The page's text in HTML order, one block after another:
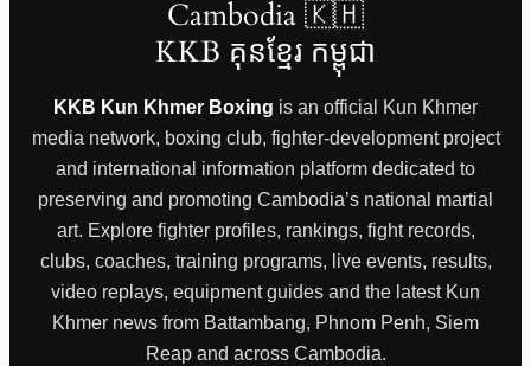
Cambodia 🇰🇭
KKB គុនខ្មែរ កម្ពុជា
KKB Kun Khmer Boxing is an official Kun Khmer
media network, boxing club, fighter-development project
and international information platform dedicated to
preserving and promoting Cambodia’s national martial
art. Explore fighter profiles, rankings, fight records,
clubs, coaches, training programs, live events, results,
video replays, equipment guides and the latest Kun
Khmer news from Battambang, Phnom Penh, Siem
Reap and across Cambodia.